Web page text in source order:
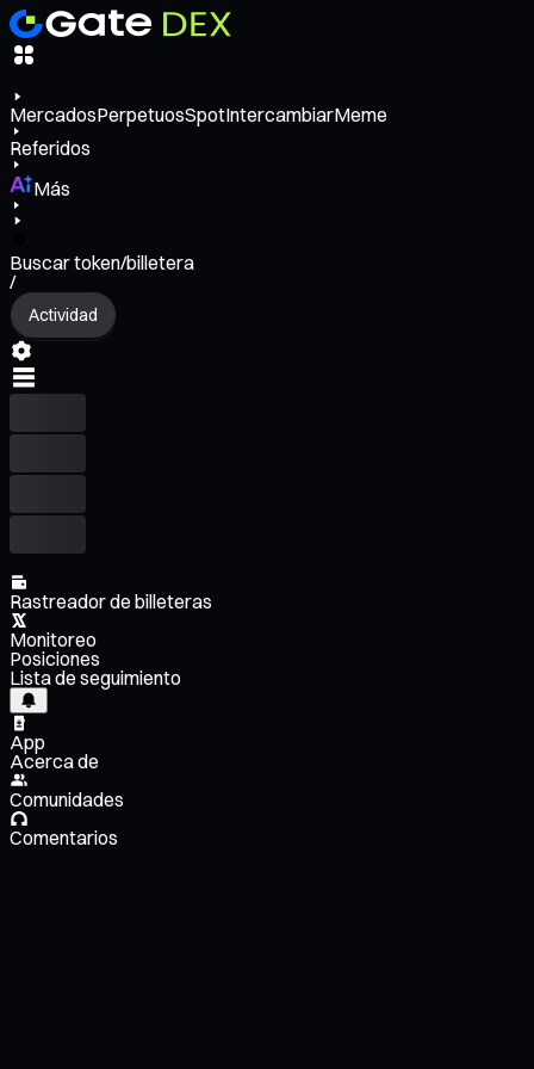
MercadosPerpetuosSpotIntercambiarMeme
Referidos
Más
Buscar token/billetera
/
Actividad
Rastreador de billeteras
Monitoreo
Posiciones
Lista de seguimiento
App
Acerca de
Comunidades
Comentarios